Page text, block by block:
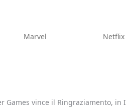
Marvel Netflix
Games vince il Ringraziamento,